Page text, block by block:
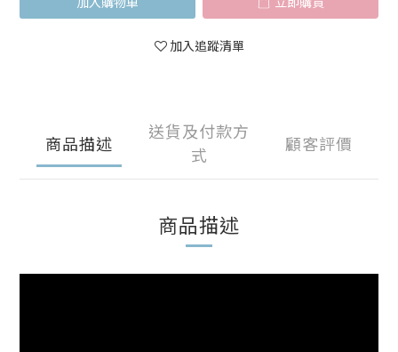
加入追蹤清單
商品描述
送貨及付款方
式
顧客評價
商品描述